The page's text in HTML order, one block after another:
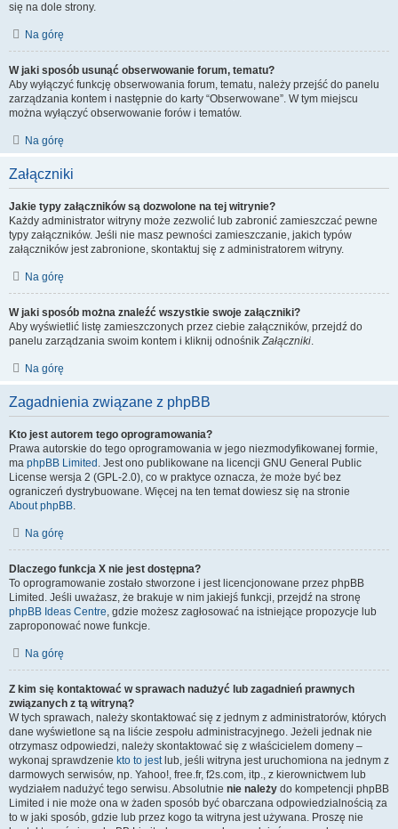
się na dole strony.
Na górę
W jaki sposób usunąć obserwowanie forum, tematu?
Aby wyłączyć funkcję obserwowania forum, tematu, należy przejść do panelu
zarządzania kontem i następnie do karty “Obserwowane”. W tym miejscu
można wyłączyć obserwowanie forów i tematów.
Na górę
Załączniki
Jakie typy załączników są dozwolone na tej witrynie?
Każdy administrator witryny może zezwolić lub zabronić zamieszczać pewne
typy załączników. Jeśli nie masz pewności zamieszczanie, jakich typów
załączników jest zabronione, skontaktuj się z administratorem witryny.
Na górę
W jaki sposób można znaleźć wszystkie swoje załączniki?
Aby wyświetlić listę zamieszczonych przez ciebie załączników, przejdź do
panelu zarządzania swoim kontem i kliknij odnośnikZałączniki.
Na górę
Zagadnienia związane z phpBB
Kto jest autorem tego oprogramowania?
Prawa autorskie do tego oprogramowania w jego niezmodyfikowanej formie,
ma phpBB Limited . Jest ono publikowane na licencji GNU General Public
License wersja 2 (GPL-2.0), co w praktyce oznacza, że może być bez
ograniczeń dystrybuowane. Więcej na ten temat dowiesz się na stronie
About phpBB.
Na górę
Dlaczego funkcja X nie jest dostępna?
To oprogramowanie zostało stworzone i jest licencjonowane przez phpBB
Limited. Jeśli uważasz, że brakuje w nim jakiejś funkcji, przejdź na stronę
phpBB Ideas Centre, gdzie możesz zagłosować na istniejące propozycje lub
zaproponować nowe funkcje.
Na górę
Z kim się kontaktować w sprawach nadużyć lub zagadnień prawnych
związanych z tą witryną?
W tych sprawach, należy skontaktować się z jednym z administratorów, których
dane wyświetlone są na liście zespołu administracyjnego. Jeżeli jednak nie
otrzymasz odpowiedzi, należy skontaktować się z właścicielem domeny –
wykonaj sprawdzenie kto to jestlub, jeśli witryna jest uruchomiona na jednym z
darmowych serwisów, np. Yahoo!, free.fr, f2s.com, itp., z kierownictwem lub
wydziałem nadużyć tego serwisu. Absolutnie nie należy do kompetencji phpBB
Limited i nie może ona w żaden sposób być obarczana odpowiedzialnością za
to w jaki sposób, gdzie lub przez kogo ta witryna jest używana. Proszę nie